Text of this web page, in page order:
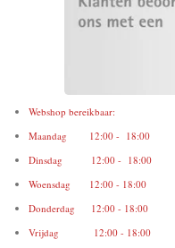
Webshop bereikbaar:
Maandag 12:00 - 18:00
Dinsdag 12:00 - 18:00
Woensdag 12:00 - 18:00
Donderdag 12:00 - 18:00
Vrijdag 12:00 - 18:00